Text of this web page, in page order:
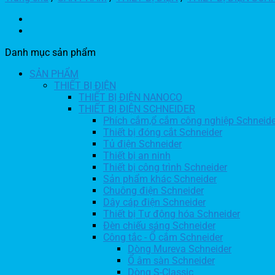
Danh mục sản phẩm
SẢN PHẨM
THIẾT BỊ ĐIỆN
THIẾT BỊ ĐIỆN NANOCO
THIẾT BỊ ĐIỆN SCHNEIDER
Phích cắm,ổ cắm công nghiệp
Thiết bị đóng cắt Schneider
Tủ điện Schneider
Thiết bị an ninh
Thiết bị công trình Schneider
Sản phẩm khác Schneider
Chuông điện Schneider
Dây cáp điện Schneider
Thiết bị Tự động hóa Schneider
Đèn chiếu sáng Schneider
Công tắc - Ổ cắm Schneider
Dòng Mureva Schneider
Ổ âm sàn Schneider
Dòng S-Classic